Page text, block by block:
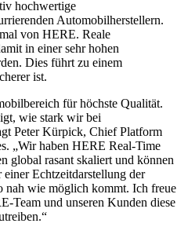
hochwertige
Automobilherstellern.
von HERE. Reale
in einer sehr hohen
Dies führt zu einem
ist.
für höchste Qualität.
wie stark wir bei
Peter Kürpick, Chief Platform
„Wir haben HERE Real-Time
global rasant skaliert und können
einer Echtzeitdarstellung der
nah wie möglich kommt. Ich freue
Team und unseren Kunden diese